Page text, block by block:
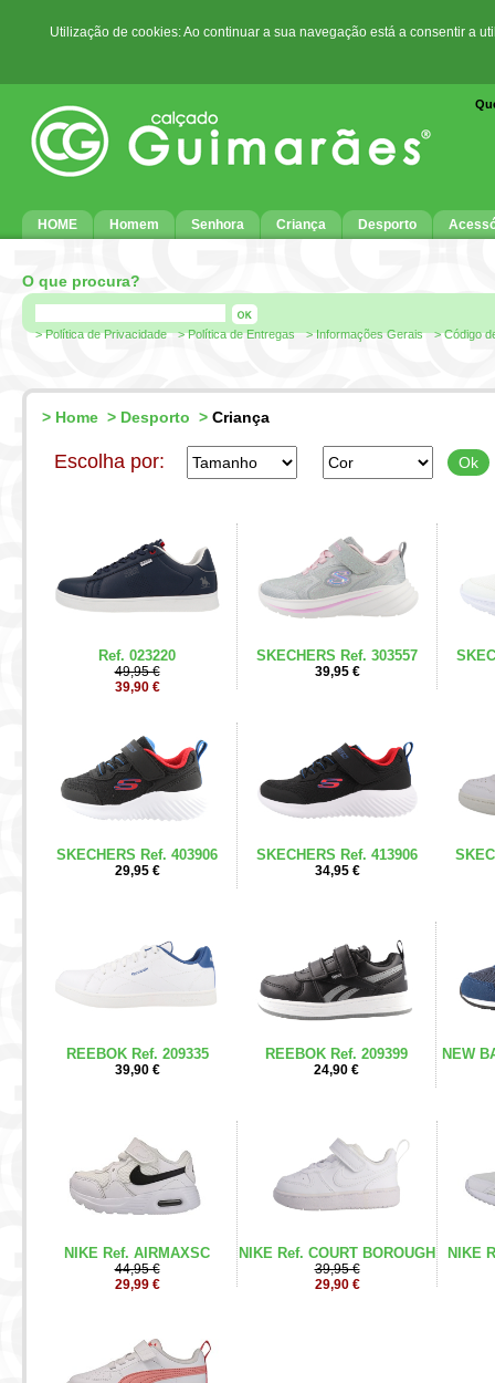
Utilização de cookies: Ao continuar a sua navegação está a consentir a
HOME Homem Senhora Criança Desporto
O que procura?
> Política de Privacidade > Política de Entregas > Informações Gerais > Código
> Home > Desporto > Criança
Escolha por:
Ref. 023220
49,95 €
39,90 €
SKECHERS Ref. 303557
39,95 €
SKECHERS Ref. 403906
29,95 €
SKECHERS Ref. 413906
34,95 €
REEBOK Ref. 209335
39,90 €
REEBOK Ref. 209399
24,90 €
NEW
NIKE Ref. AIRMAXSC
44,95 €
29,99 €
NIKE Ref. COURT BOROUGH
39,95 €
29,90 €
NIKE